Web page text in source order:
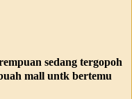
sedang tergopoh
mall untk bertemu